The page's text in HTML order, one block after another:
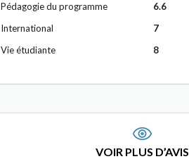
Pédagogie du programme
6.6
International
7
Vie étudiante
8
VOIR PLUS D’AVIS